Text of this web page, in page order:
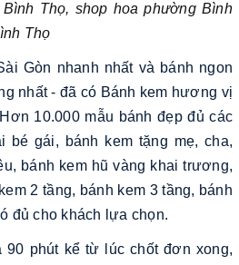
Thọ, shop hoa phường Bình
Thọ
Gòn nhanh nhất và bánh ngon
nhất - đã có Bánh kem hương vị
10.000 mẫu bánh đẹp đủ các
bé gái, bánh kem tặng mẹ, cha,
bánh kem hũ vàng khai trương,
2 tầng, bánh kem 3 tầng, bánh
đủ cho khách lựa chọn.
90 phút kể từ lúc chốt đơn xong,